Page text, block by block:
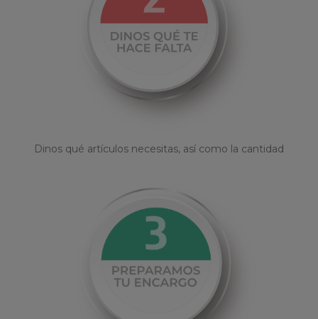
Dinos qué artículos necesitas, así como la cantidad